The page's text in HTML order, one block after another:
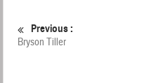
Previous :
Bryson Tiller